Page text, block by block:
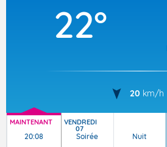
22°
20 km/h
MAINTENANT
20:08
VENDREDI
07
Soirée Nuit